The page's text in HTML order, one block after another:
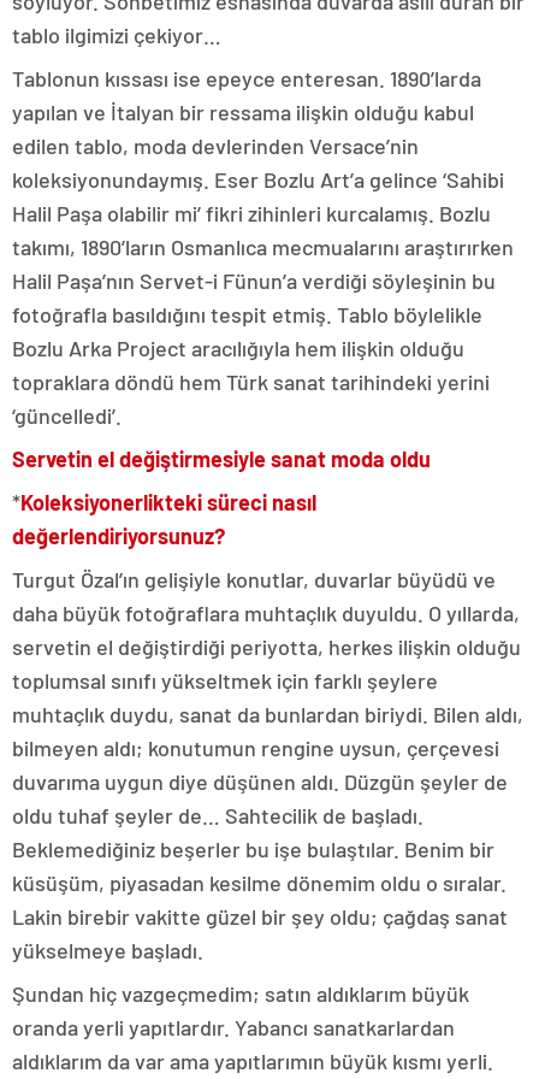
tablo ilgimizi çekiyor…
Tablonun kıssası ise epeyce enteresan. 1890’larda
yapılan ve İtalyan bir ressama ilişkin olduğu kabul
edilen tablo, moda devlerinden Versace’nin
koleksiyonundaymış. Eser Bozlu Art’a gelince ‘Sahibi
Halil Paşa olabilir mi’ fikri zihinleri kurcalamış. Bozlu
takımı, 1890’ların Osmanlıca mecmualarını araştırırken
Halil Paşa’nın Servet-i Fünun’a verdiği söyleşinin bu
fotoğrafla basıldığını tespit etmiş. Tablo böylelikle
Bozlu Arka Project aracılığıyla hem ilişkin olduğu
topraklara döndü hem Türk sanat tarihindeki yerini
‘güncelledi’.
Servetin el değiştirmesiyle sanat moda oldu
*Koleksiyonerlikteki süreci nasıl
değerlendiriyorsunuz?
Turgut Özal’ın gelişiyle konutlar, duvarlar büyüdü ve
daha büyük fotoğraflara muhtaçlık duyuldu. O yıllarda,
servetin el değiştirdiği periyotta, herkes ilişkin olduğu
toplumsal sınıfı yükseltmek için farklı şeylere
muhtaçlık duydu, sanat da bunlardan biriydi. Bilen aldı,
bilmeyen aldı; konutumun rengine uysun, çerçevesi
duvarıma uygun diye düşünen aldı. Düzgün şeyler de
oldu tuhaf şeyler de… Sahtecilik de başladı.
Beklemediğiniz beşerler bu işe bulaştılar. Benim bir
küsüşüm, piyasadan kesilme dönemim oldu o sıralar.
Lakin birebir vakitte güzel bir şey oldu; çağdaş sanat
yükselmeye başladı.
Şundan hiç vazgeçmedim; satın aldıklarım büyük
oranda yerli yapıtlardır. Yabancı sanatkarlardan
aldıklarım da var ama yapıtlarımın büyük kısmı yerli.